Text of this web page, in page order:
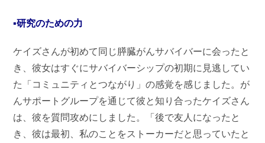
▪研究のための力
ケイズさんが初めて同じ膵臓がんサバイバーに会ったと
き、彼女はすぐにサバイバーシップの初期に見逃してい
た「コミュニティとつながり」の感覚を感じました。が
んサポートグループを通じて彼と知り合ったケイズさん
は、彼を質問攻めにしました。「後で友人になったと
き、彼は最初、私のことをストーカーだと思っていたと